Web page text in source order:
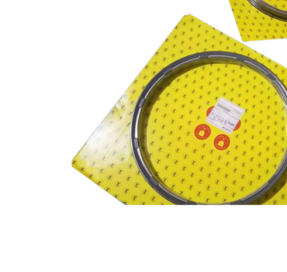
链轮配件总成 行走箱